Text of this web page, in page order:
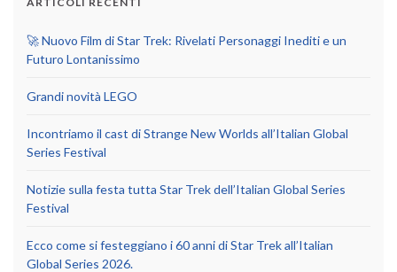
🚀 Nuovo Film di Star Trek: Rivelati Personaggi Inediti e un
Futuro Lontanissimo
Grandi novità LEGO
Incontriamo il cast di Strange New Worlds all’Italian Global
Series Festival
Notizie sulla festa tutta Star Trek dell’Italian Global Series
Festival
Ecco come si festeggiano i 60 anni di Star Trek all’Italian
Global Series 2026.